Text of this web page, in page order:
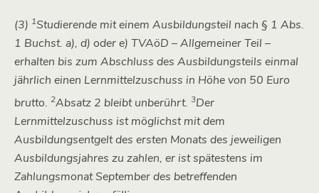
(3) 1Studierende mit einem Ausbildungsteil nach § 1 Abs.
1 Buchst. a), d) oder e) TVAöD – Allgemeiner Teil –
erhalten bis zum Abschluss des Ausbildungsteils einmal
jährlich einen Lernmittelzuschuss in Höhe von 50 Euro
brutto. 2Absatz 2 bleibt unberührt. 3Der
Lernmittelzuschuss ist möglichst mit dem
Ausbildungsentgelt des ersten Monats des jeweiligen
Ausbildungsjahres zu zahlen, er ist spätestens im
Zahlungsmonat September des betreffenden